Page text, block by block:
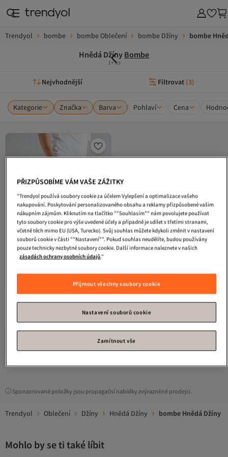
Trendyol bombe bombe Oblečení bombe Džíny bombe
Hnědá Džíny Bombe
1+ ks
Nejvhodnější Filtrovat (3)
Kategorie Značka Barva Pohlaví Cena
bombe
Pánské norkové pohodlné
plátěné džíny Bagy s páskem se
653
Sponzorované položky jsou propagační nabídky zvýrazněné prodejci.
Trendyol Oblečení Džíny Hnědá Džíny bombe Hnědá Džíny
Mohlo by se ti také líbit
PŘIZPŮSOBÍME VÁM VAŠE ZÁŽITKY
"Trendyol používá soubory cookie za účelem Vylepšení a optimalizace vašeho
nakupování. Poskytování personalizovaného obsahu a reklamy přizpůsobené vašim
nákupním zájmům. Kliknutím na tlačítko ""Souhlasím"" nám povolujete používat
tyto soubory cookie pro výše uvedené účely a případně je sdílet s třetími stranami,
včetně těch mimo EU (USA, Turecko). Svůj souhlas můžete kdykoli změnit v nastavení
souborů cookie v části ""Nastavení"". Pokud souhlas neudělíte, budou používány
pouze technicky nezbytné soubory cookie. Další informace naleznete v našich
zásadách ochrany osobních údajů."
Přijmout všechny soubory cookie
Nastavení souborů cookie
Zamítnout vše